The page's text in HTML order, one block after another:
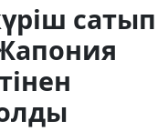
сатып